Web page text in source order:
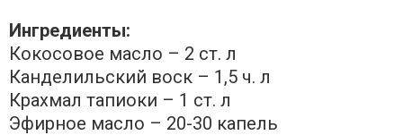
Ингредиенты:
Кокосовое масло – 2 ст. л
Канделильский воск – 1,5 ч. л
Крахмал тапиоки – 1 ст. л
Эфирное масло – 20-30 капель